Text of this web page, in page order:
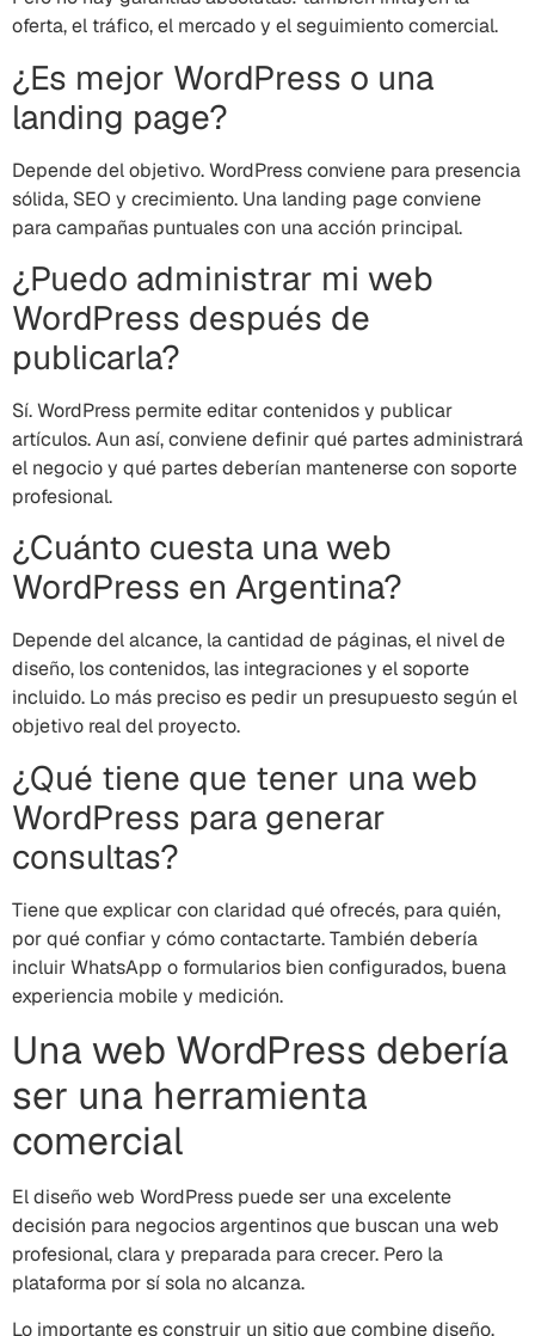
oferta, el tráfico, el mercado y el seguimiento comercial.
¿Es mejor WordPress o una
landing page?
Depende del objetivo. WordPress conviene para presencia
sólida, SEO y crecimiento. Una landing page conviene
para campañas puntuales con una acción principal.
¿Puedo administrar mi web
WordPress después de
publicarla?
Sí. WordPress permite editar contenidos y publicar
artículos. Aun así, conviene definir qué partes administrará
el negocio y qué partes deberían mantenerse con soporte
profesional.
¿Cuánto cuesta una web
WordPress en Argentina?
Depende del alcance, la cantidad de páginas, el nivel de
diseño, los contenidos, las integraciones y el soporte
incluido. Lo más preciso es pedir un presupuesto según el
objetivo real del proyecto.
¿Qué tiene que tener una web
WordPress para generar
consultas?
Tiene que explicar con claridad qué ofrecés, para quién,
por qué confiar y cómo contactarte. También debería
incluir WhatsApp o formularios bien configurados, buena
experiencia mobile y medición.
Una web WordPress debería
ser una herramienta
comercial
El diseño web WordPress puede ser una excelente
decisión para negocios argentinos que buscan una web
profesional, clara y preparada para crecer. Pero la
plataforma por sí sola no alcanza.
Lo importante es construir un sitio que combine diseño,